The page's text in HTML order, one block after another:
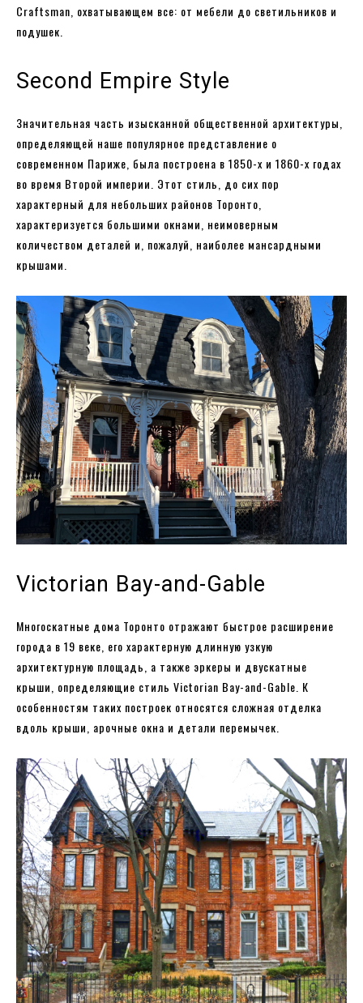
Craftsman, охватывающем все: от мебели до светильников и
подушек.
Second Empire Style
Значительная часть изысканной общественной архитектуры,
определяющей наше популярное представление о
современном Париже, была построена в 1850-х и 1860-х годах
во время Второй империи. Этот стиль, до сих пор
характерный для небольших районов Торонто,
характеризуется большими окнами, неимоверным
количеством деталей и, пожалуй, наиболее мансардными
крышами.
Victorian Bay-and-Gable
Многоскатные дома Торонто отражают быстрое расширение
города в 19 веке, его характерную длинную узкую
архитектурную площадь, а также эркеры и двускатные
крыши, определяющие стиль Victorian Bay-and-Gable. К
особенностям таких построек относятся сложная отделка
вдоль крыши, арочные окна и детали перемычек.